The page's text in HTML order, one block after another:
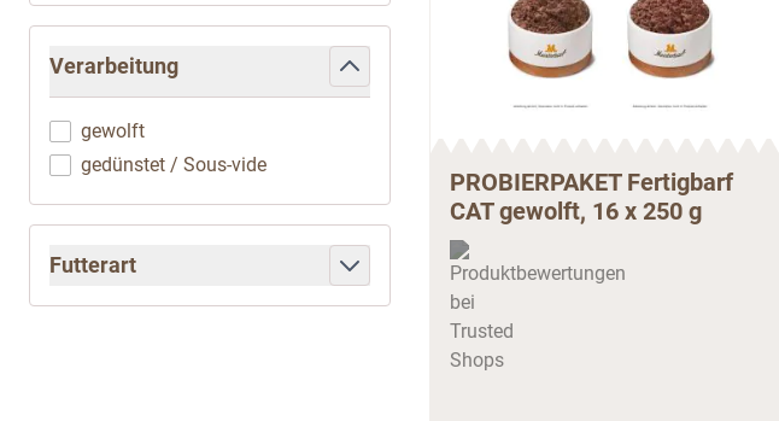
Verarbeitung
filter
gewolft
gedünstet / Sous-vide
Futterart
PROBIERPAKET Fertigbarf
CAT gewolft, 16 x 250 g